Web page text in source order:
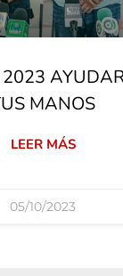
MANOS
LEER MÁS
05/10/2023